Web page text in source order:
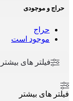
حراج و موجودی
حراج
موجود است
فیلتر های بیشتر
فیلتر های بیشتر